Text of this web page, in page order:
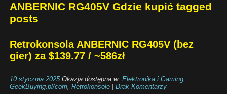
ANBERNIC RG405V Gdzie kupić tagged
posts
Retrokonsola ANBERNIC RG405V (bez
gier) za $139.77 / ~586zł
10 stycznia 2025Okazja dostępna w: Elektronika i Gaming,
GeekBuying.pl/com, Retrokonsole| Brak Komentarzy